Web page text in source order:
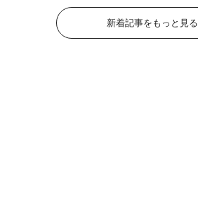
新着記事をもっと見る